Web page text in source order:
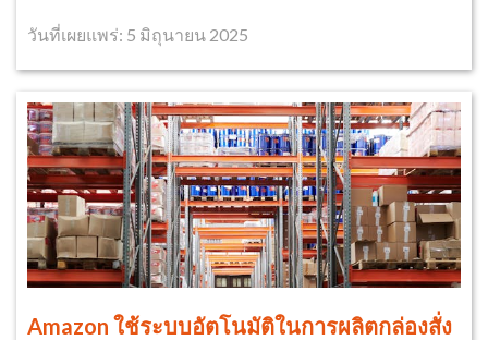
วันที่เผยแพร่: 5 มิถุนายน 2025
Amazon ใช้ระบบอัตโนมัติในการผลิตกล่องสั่ง